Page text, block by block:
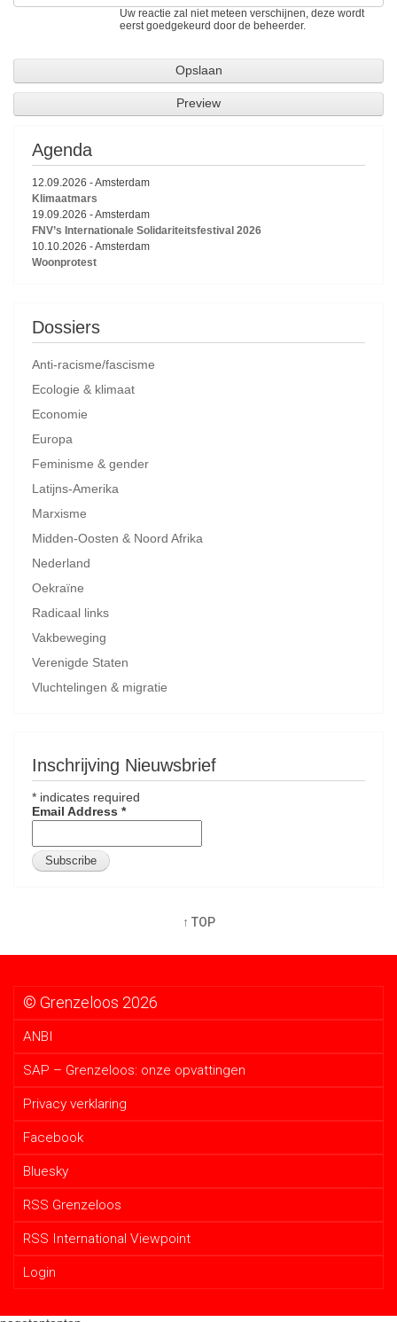
Uw reactie zal niet meteen verschijnen, deze wordt
eerst goedgekeurd door de beheerder.
Agenda
12.09.2026 -Amsterdam
Klimaatmars
19.09.2026 -Amsterdam
FNV’s Internationale Solidariteitsfestival 2026
10.10.2026 -Amsterdam
Woonprotest
Dossiers
Anti-racisme/fascisme
Ecologie & klimaat
Economie
Europa
Feminisme & gender
Latijns-Amerika
Marxisme
Midden-Oosten & Noord Afrika
Nederland
Oekraïne
Radicaal links
Vakbeweging
Verenigde Staten
Vluchtelingen & migratie
Inschrijving Nieuwsbrief
* indicates required
Email Address *
↑ TOP
© Grenzeloos 2026
ANBI
SAP – Grenzeloos: onze opvattingen
Privacy verklaring
Facebook
Bluesky
RSS Grenzeloos
RSS International Viewpoint
Login